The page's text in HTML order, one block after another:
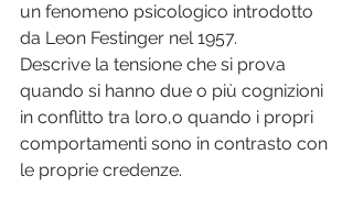
un fenomeno psicologico introdotto
da Leon Festinger nel 1957.
Descrive la tensione che si prova
quando si hanno due o più cognizioni
in conflitto tra loro,o quando i propri
comportamenti sono in contrasto con
le proprie credenze.